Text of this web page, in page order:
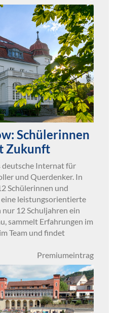
Schülerinnen
Zukunft
deutsche Internat für
und Querdenker. In
Schülerinnen und
leistungsorientierte
12 Schuljahren ein
sammelt Erfahrungen im
Team und findet
Premiumeintrag